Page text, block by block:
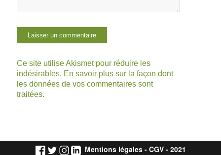
Ce site utilise Akismet pour réduire les
indésirables. En savoir plus sur la façon dont
les données de vos commentaires sont
traitées.
Mentions légales- CGV- 2021